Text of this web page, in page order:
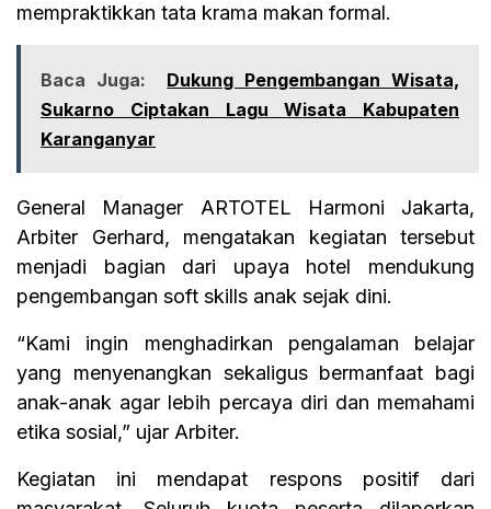
mempraktikkan tata krama makan formal.
Baca Juga:
Dukung Pengembangan Wisata,
Sukarno Ciptakan Lagu Wisata Kabupaten
Karanganyar
General Manager ARTOTEL Harmoni Jakarta,
Arbiter Gerhard, mengatakan kegiatan tersebut
menjadi bagian dari upaya hotel mendukung
pengembangan soft skills anak sejak dini.
“Kami ingin menghadirkan pengalaman belajar
yang menyenangkan sekaligus bermanfaat bagi
anak-anak agar lebih percaya diri dan memahami
etika sosial,” ujar Arbiter.
Kegiatan ini mendapat respons positif dari